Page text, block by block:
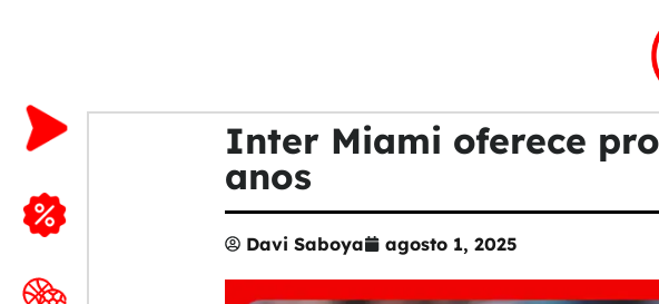
Inter Miami oferece
anos
Davi Saboya agosto 1, 2025